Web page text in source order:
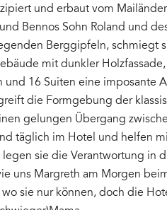
und erbaut vom
Bennos Sohn Roland und
Berggipfeln, schmiegt
mit dunkler
und 16 Suiten eine imposante
die Formgebung der
gelungen Übergang
täglich im Hotel und helfen
sie die Verantwortung in
uns Margreth am Morgen
sie nur können, doch die